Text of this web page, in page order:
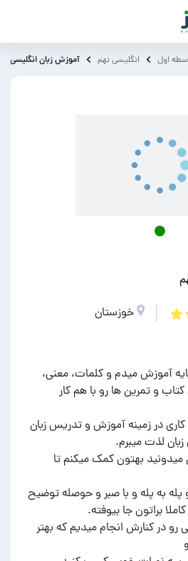
اول انگلیسی نهم آموزش زبان انگلیسی
خوزستان
آموزش میدم و کلمات، معنی،
و تمرین ها رو با هم کار
سابقه کاری در زمینه آموزش و تدریس زبان
میدونید بهتون کمک میکنم تا
به پله و با صبر و حوصله توضیح
رو در کنارش انجام میدیم که بهتر